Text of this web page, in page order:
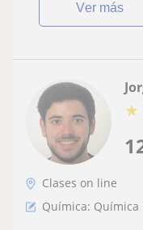
ver más
★
Clases on line
Química: